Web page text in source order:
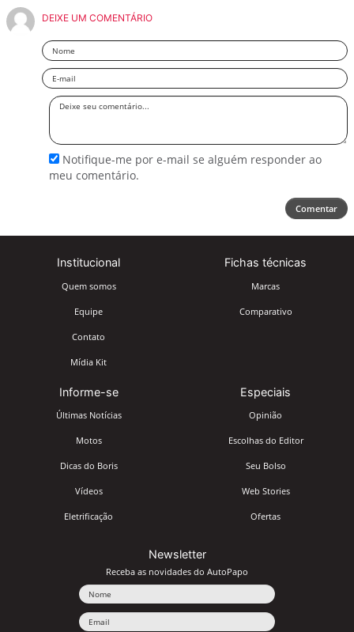
DEIXE UM COMENTÁRIO
Nome
Email
Deixe
Notifique-me por e-mail se alguém responder ao
meu comentário.
Comentar
Institucional
Quem somos
Equipe
Contato
Mídia Kit
Fichas técnicas
Marcas
Comparativo
Informe-se
Últimas Notícias
Motos
Dicas do Boris
Vídeos
Eletrificação
Especiais
Opinião
Escolhas do Editor
Seu Bolso
Web Stories
Ofertas
Newsletter
Receba as novidades do AutoPapo